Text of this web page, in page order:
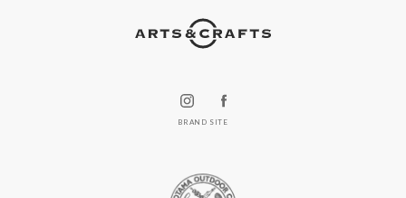
BRAND SITE